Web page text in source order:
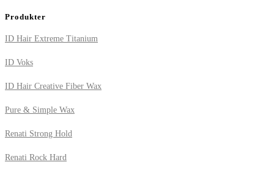
Produkter
ID Hair Extreme Titanium
ID Voks
ID Hair Creative Fiber Wax
Pure & Simple Wax
Renati Strong Hold
Renati Rock Hard